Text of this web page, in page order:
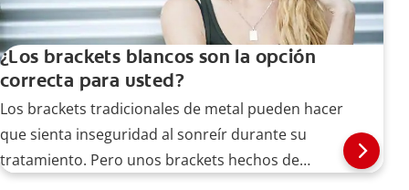
¿Los brackets blancos son la opción
correcta para usted?
Los brackets tradicionales de metal pueden hacer
que sienta inseguridad al sonreír durante su
tratamiento. Pero unos brackets hechos de